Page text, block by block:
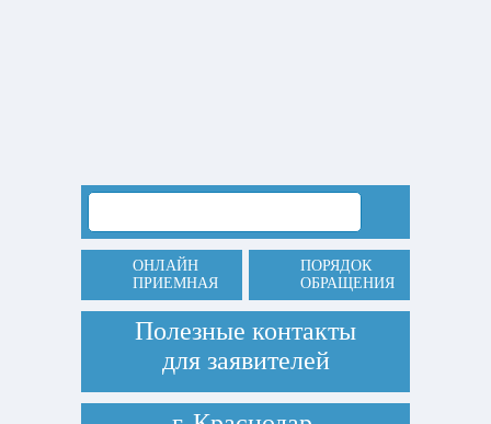
ОНЛАЙН
ПРИЕМНАЯ
ПОРЯДОК
ОБРАЩЕНИЯ
Полезные контакты
для заявителей